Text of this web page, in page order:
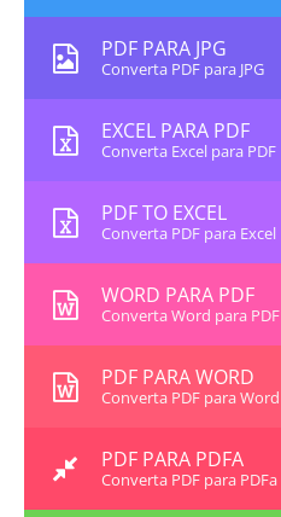
PDF PARA JPG
Converta PDF para JPG
EXCEL PARA PDF
Converta Excel para PDF
PDF TO EXCEL
Converta PDF para Excel
WORD PARA PDF
Converta Word para PDF
PDF PARA WORD
Converta PDF para Word
PDF PARA PDFA
Converta PDF para PDFa